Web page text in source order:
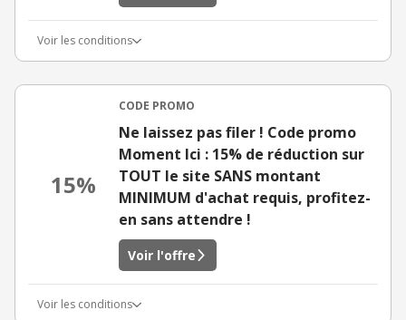
Voir les conditions
15%
CODE PROMO
Ne laissez pas filer ! Code promo
Moment Ici : 15% de réduction sur
TOUT le site SANS montant
MINIMUM d'achat requis, profitez-
en sans attendre !
Voir l'offre
Voir les conditions